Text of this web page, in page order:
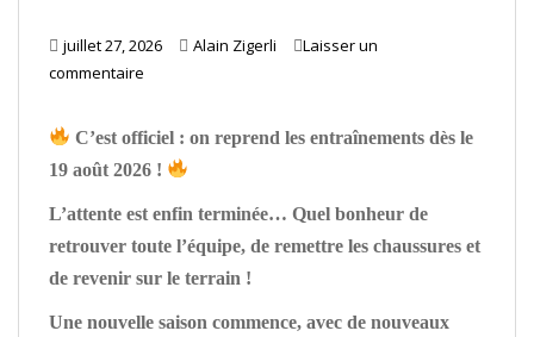
juillet 27, 2026 Alain Zigerli
Laisser un
commentaire
C’est officiel : on reprend les entraînements dès le
19 août 2026 !
L’attente est enfin terminée… Quel bonheur de
retrouver toute l’équipe, de remettre les chaussures et
de revenir sur le terrain !
Une nouvelle saison commence, avec de nouveaux